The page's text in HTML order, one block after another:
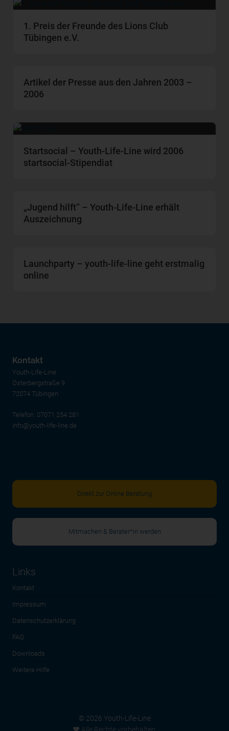
1. Preis der Freunde des Lions Club
Tübingen e.V.
Artikel der Presse aus den Jahren 2003 –
2006
Startsocial – Youth-Life-Line wird 2006
startsocial-Stipendiat
„Jugend hilft“ – Youth-Life-Line erhält
Auszeichnung
Launchparty – youth-life-line geht erstmalig
online
Kontakt
Youth-Life-Line
Österbergstraße 9
72074 Tübingen
Telefon: 07071 254 281
info@youth-life-line.de
Direkt zur Online Beratung
Mitmachen & Berater*in werden
Links
Kontakt
Impressum
Datenschutzerklärung
FAQ
Downloads
Weitere Hilfe
© 2026 Youth-Life-Line
♥ Alle Rechte vorbehalten.